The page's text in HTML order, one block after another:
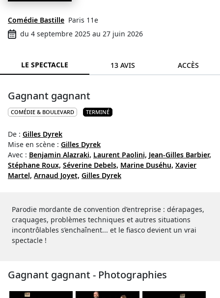
Comédie Bastille Paris 11e
du 4 septembre 2025 au 27 juin 2026
LE SPECTACLE 13 AVIS ACCÈS
Gagnant gagnant
COMÉDIE & BOULEVARD TERMINÉ
De : Gilles Dyrek
Mise en scène : Gilles Dyrek
Avec : Benjamin Alazraki, Laurent Paolini, Jean-Gilles Barbier,
Stéphane Roux, Séverine Debels, Marine Duséhu, Xavier
Martel, Arnaud Joyet, Gilles Dyrek
Parodie mordante de convention d’entreprise : dérapages,
craquages, problèmes techniques et autres situations
incontrôlables s’enchaînent... et le fiasco devient un vrai
spectacle !
Gagnant gagnant - Photographies